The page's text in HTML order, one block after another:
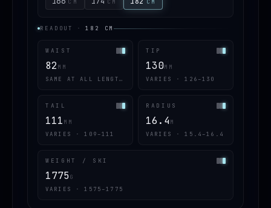
READOUT · 182 CM
WAIST
82 MM
SAME AT ALL LENGTHS
TIP
130MM
VARIES · 126–130
TAIL
111 MM
VARIES · 109–111
RADIUS
16.4M
VARIES · 15.4–16.4
WEIGHT / SKI
1775G
VARIES · 1575–1775